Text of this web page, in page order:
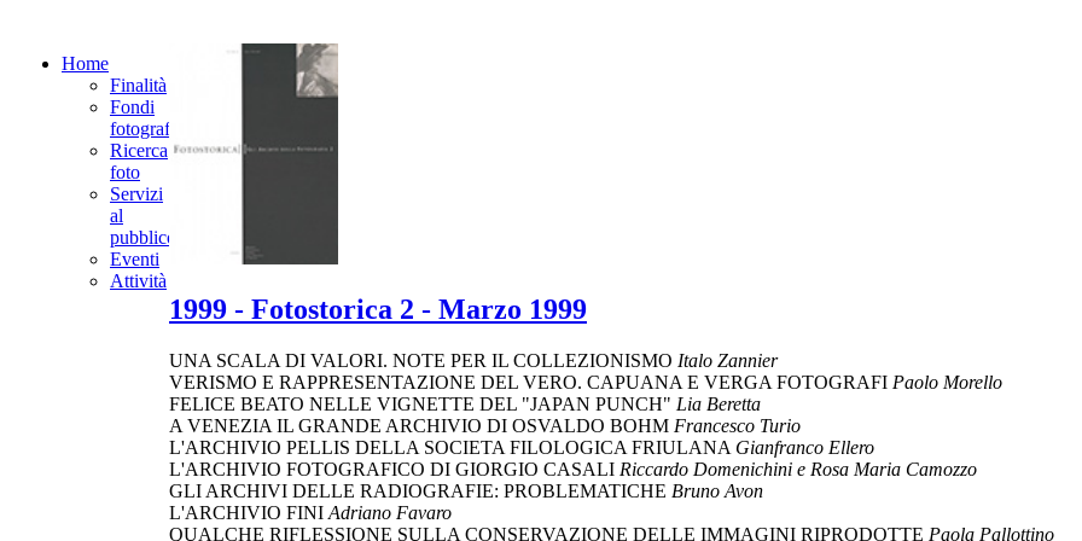
Home
Finalità
Fondi
fotografici
Ricerca
foto
Servizi
al
pubblico
Eventi
Attività
1999 - Fotostorica 2 - Marzo 1999
UNA SCALA DI VALORI. NOTE PER IL COLLEZIONISMO Italo Zannier
VERISMO E RAPPRESENTAZIONE DEL VERO. CAPUANA E VERGA FOTOGRAFI Paolo Morello
FELICE BEATO NELLE VIGNETTE DEL "JAPAN PUNCH" Lia Beretta
A VENEZIA IL GRANDE ARCHIVIO DI OSVALDO BOHM Francesco Turio
L'ARCHIVIO PELLIS DELLA SOCIETA FILOLOGICA FRIULANA Gianfranco Ellero
L'ARCHIVIO FOTOGRAFICO DI GIORGIO CASALI Riccardo Domenichini e Rosa Maria Camozzo
GLI ARCHIVI DELLE RADIOGRAFIE: PROBLEMATICHE Bruno Avon
L'ARCHIVIO FINI Adriano Favaro
QUALCHE RIFLESSIONE SULLA CONSERVAZIONE DELLE IMMAGINI RIPRODOTTE Paola Pallottino